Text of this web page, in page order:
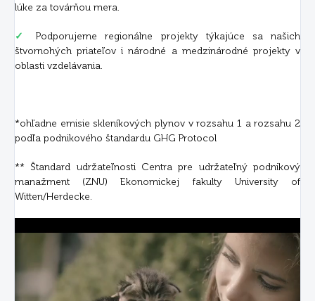
lúke za továrňou mera.
✓
Podporujeme regionálne projekty týkajúce sa našich
štvornohých priateľov i národné a medzinárodné projekty v
oblasti vzdelávania.
*ohľadne emisie skleníkových plynov v rozsahu 1 a rozsahu 2
podľa podnikového štandardu GHG Protocol
** Štandard udržateľnosti Centra pre udržateľný podnikový
manažment (ZNU) Ekonomickej fakulty University of
Witten/Herdecke.